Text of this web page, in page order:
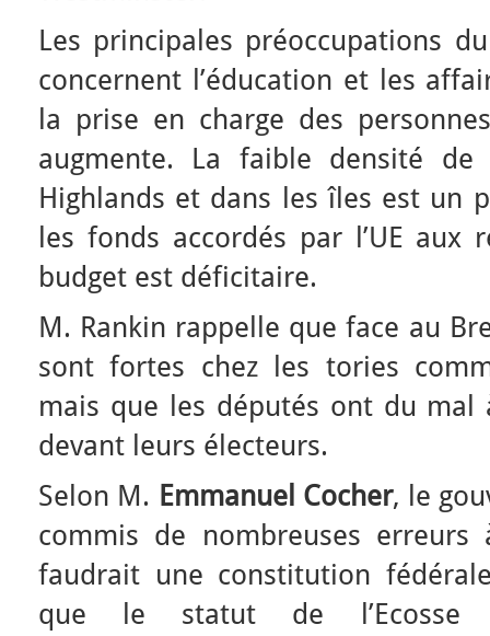
Les principales préoccupations
concernent l’éducation et les
la prise en charge des
augmente. La faible densité
Highlands et dans les îles est un
les fonds accordés par l’UE aux
budget est déficitaire.
M. Rankin rappelle que face au
sont fortes chez les tories
mais que les députés ont du
devant leurs électeurs.
Selon M. Emmanuel Cocher, le
commis de nombreuses erreurs
faudrait une constitution
que le statut de l’Ecosse